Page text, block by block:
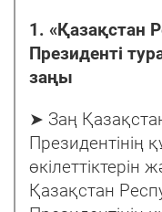
1. «Қазақстан
Президенті
заңы
➤ Заң
Президентінің
өкілеттіктерін
Қазақстан